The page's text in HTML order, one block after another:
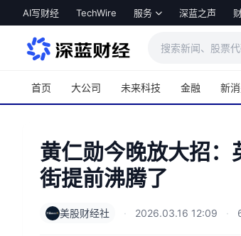
跳转到主内容
AI写财经 TechWire 服务 深蓝之声
首页 大公司 未来科技 金融 新
黄仁勋今晚放大招
街提前沸腾了
美股财经社 · 2026.03.16 12:09 ·